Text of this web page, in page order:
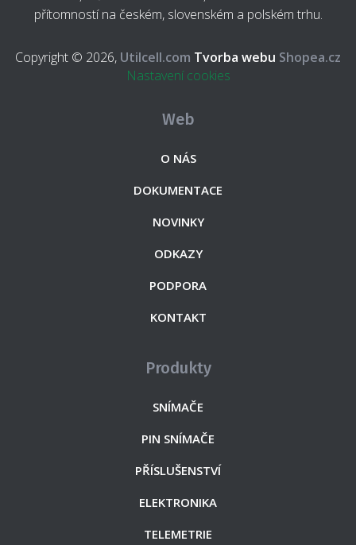
přítomností na českém, slovenském a polském trhu.
Copyright © 2026, Utilcell.com Tvorba webu Shopea.cz
Nastavení cookies
Web
O NÁS
DOKUMENTACE
NOVINKY
ODKAZY
PODPORA
KONTAKT
Produkty
SNÍMAČE
PIN SNÍMAČE
PŘÍSLUŠENSTVÍ
ELEKTRONIKA
TELEMETRIE